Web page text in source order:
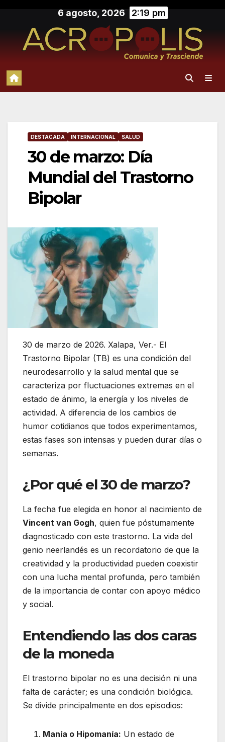
contenido
6 agosto, 2026 2:19 pm
DESTACADA INTERNACIONAL SALUD
30 de marzo: Día
Mundial del Trastorno
Bipolar
30 de marzo de 2026. Xalapa, Ver.- El
Trastorno Bipolar (TB) es una condición del
neurodesarrollo y la salud mental que se
caracteriza por fluctuaciones extremas en el
estado de ánimo, la energía y los niveles de
actividad. A diferencia de los cambios de
humor cotidianos que todos experimentamos,
estas fases son intensas y pueden durar días o
semanas.
¿Por qué el 30 de marzo?
La fecha fue elegida en honor al nacimiento de
Vincent van Gogh, quien fue póstumamente
diagnosticado con este trastorno. La vida del
genio neerlandés es un recordatorio de que la
creatividad y la productividad pueden coexistir
con una lucha mental profunda, pero también
de la importancia de contar con apoyo médico
y social.
Entendiendo las dos caras
de la moneda
El trastorno bipolar no es una decisión ni una
falta de carácter; es una condición biológica.
Se divide principalmente en dos episodios:
Manía o Hipomanía: Un estado de